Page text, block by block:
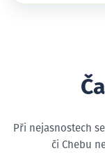
Při nejasnostech
či Chebu